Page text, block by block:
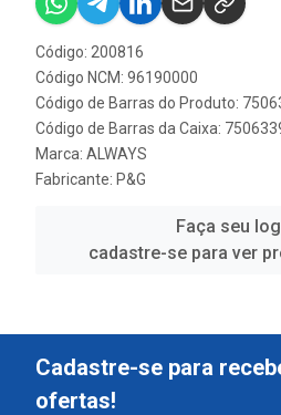
Código: 200816
Código NCM: 96190000
Código de Barras do Produto:
Código de Barras da Caixa:
Marca: ALWAYS
Fabricante: P&G
Faça seu
cadastre-se para ver
Cadastre-se para
ofertas!